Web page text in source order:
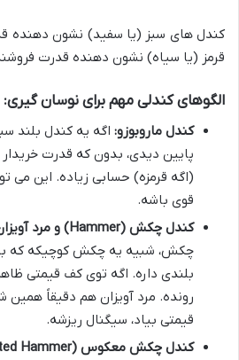
کندل های سبز (یا سفید) نشون دهنده
قرمز (یا سیاه) نشون دهنده قدرت
الگوهای کندلی مهم برای نوسان گیری:
کندل ماروبوزو: اگه یه کندل بلند
پایین دیدی، بدون که قدرت
(اگه قرمزه) حسابی زیاده. این می
قوی باشه.
کندل چکش (Hammer) و مرد آویزان (Hanging Man):
چکش، شبیه یه چکش کوچیکه که
بلندی داره. اگه توی کف قیمتی
رونده. مرد آویزان هم دقیقاً همین
قیمتی بیاد، سیگنال ریزشه.